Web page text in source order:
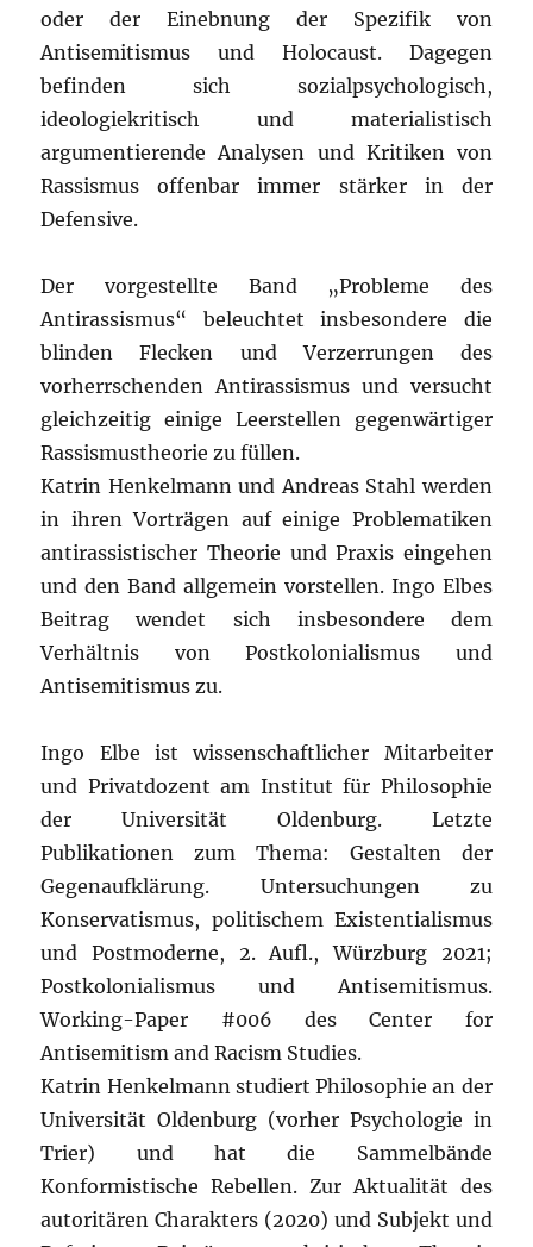
oder der Einebnung der Spezifik von
Antisemitismus und Holocaust. Dagegen
befinden sich sozialpsychologisch,
ideologiekritisch und materialistisch
argumentierende Analysen und Kritiken von
Rassismus offenbar immer stärker in der
Defensive.
Der vorgestellte Band „Probleme des
Antirassismus“ beleuchtet insbesondere die
blinden Flecken und Verzerrungen des
vorherrschenden Antirassismus und versucht
gleichzeitig einige Leerstellen gegenwärtiger
Rassismustheorie zu füllen.
Katrin Henkelmann und Andreas Stahl werden
in ihren Vorträgen auf einige Problematiken
antirassistischer Theorie und Praxis eingehen
und den Band allgemein vorstellen. Ingo Elbes
Beitrag wendet sich insbesondere dem
Verhältnis von Postkolonialismus und
Antisemitismus zu.
Ingo Elbe ist wissenschaftlicher Mitarbeiter
und Privatdozent am Institut für Philosophie
der Universität Oldenburg. Letzte
Publikationen zum Thema: Gestalten der
Gegenaufklärung. Untersuchungen zu
Konservatismus, politischem Existentialismus
und Postmoderne, 2. Aufl., Würzburg 2021;
Postkolonialismus und Antisemitismus.
Working-Paper #006 des Center for
Antisemitism and Racism Studies.
Katrin Henkelmann studiert Philosophie an der
Universität Oldenburg (vorher Psychologie in
Trier) und hat die Sammelbände
Konformistische Rebellen. Zur Aktualität des
autoritären Charakters (2020) und Subjekt und